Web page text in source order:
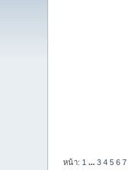
หน้า: 1 ...3 4 5 6 7